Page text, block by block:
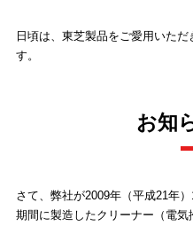
日頃は、東芝製品をご愛用いた
す。
お知
さて、弊社が2009年（平成21年
期間に製造したクリーナー（電